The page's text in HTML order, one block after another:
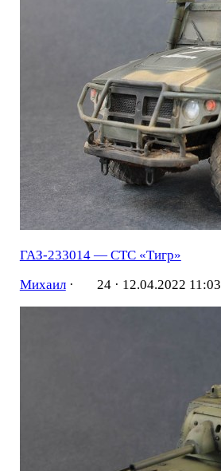
ГАЗ-233014 — СТС «Тигр»
Михаил· 24 · 12.04.2022 11:03